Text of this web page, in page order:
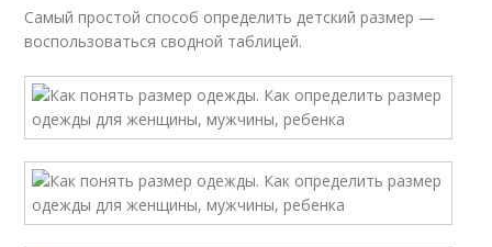
Самый простой способ определить детский размер —
воспользоваться сводной таблицей.